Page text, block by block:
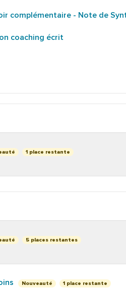
complémentaire - Note de
coaching écrit
1 place restante
5 places restantes
Nouveauté 1 place restante